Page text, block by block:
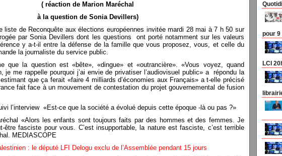
( réaction de Marion Maréchal
à la question de Sonia Devillers)
liste de Reconquête aux élections européennes invitée mardi 28 mai à 7 h 50 sur
par Sonia Devillers dont les questions ont porté notamment sur les valeurs
y a-t-il entre la défense de la famille que vous proposez, vous, et celle du
la journaliste du service public.
que la question est «bête», «dingue» et «outrancière». «Vous voyez, quand
je me rappelle pourquoi j’ai envie de privatiser l’audiovisuel public» a répondu la
que ça ferait «faire 4 milliards d’économies aux Français» a t-elle précisé
fait face à un mouvement de contestation du projet gouvernemental de fusion
l’interview «Est-ce que la société a évolué depuis cette époque -là ou pas ?»
«Alors les enfants sont toujours faits par des hommes et des femmes. Je
être fasciste pour vous. C’est insupportable, la nature est fasciste, c’est terrible
MEDIASCOPE
: le député LFI Delogu exclu de l’Assemblée pendant 15 jours
pour 9
LCI